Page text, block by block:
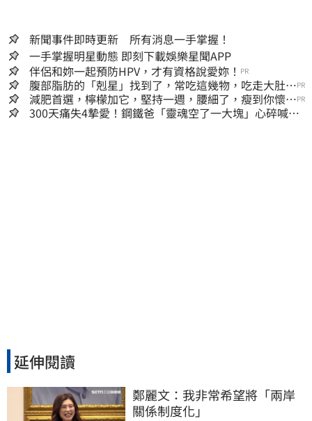
新聞事件即時更新 所有消息一手掌握！
一手掌握明星動態 即刻下載娛樂星聞APP
伴侶和妳一起預防HPV，才有資格說愛妳！ PR
腹部脂肪的「剋星」找到了，常吃這幾物，吃走大肚
囊，瘦出小蠻腰
PR
減肥首選，檸檬加它，堅持一週，腰細了，瘦到你懷疑
人生
PR
300天痛失4摯愛！鋼鐵爸「靈魂空了一大塊」心碎喊：
延伸閱讀
鄭麗文：我非常希望將「兩岸
關係制度化」